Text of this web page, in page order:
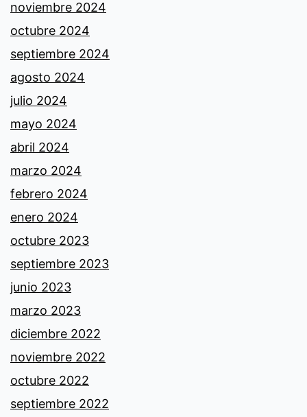
noviembre 2024
octubre 2024
septiembre 2024
agosto 2024
julio 2024
mayo 2024
abril 2024
marzo 2024
febrero 2024
enero 2024
octubre 2023
septiembre 2023
junio 2023
marzo 2023
diciembre 2022
noviembre 2022
octubre 2022
septiembre 2022